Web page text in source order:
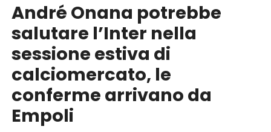
André Onana potrebbe
salutare l’Inter nella
sessione estiva di
calciomercato, le
conferme arrivano da
Empoli